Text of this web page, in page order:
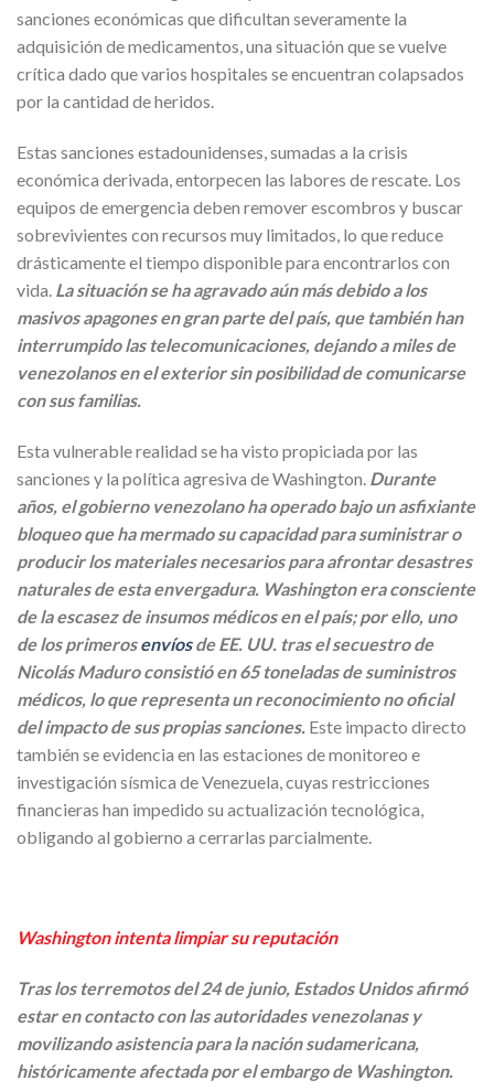
sanciones económicas que dificultan severamente la
adquisición de medicamentos, una situación que se vuelve
crítica dado que varios hospitales se encuentran colapsados
por la cantidad de heridos.
Estas sanciones estadounidenses, sumadas a la crisis
económica derivada, entorpecen las labores de rescate. Los
equipos de emergencia deben remover escombros y buscar
sobrevivientes con recursos muy limitados, lo que reduce
drásticamente el tiempo disponible para encontrarlos con
vida. La situación se ha agravado aún más debido a los
masivos apagones en gran parte del país, que también han
interrumpido las telecomunicaciones, dejando a miles de
venezolanos en el exterior sin posibilidad de comunicarse
con sus familias.
Esta vulnerable realidad se ha visto propiciada por las
sanciones y la política agresiva de Washington. Durante
años, el gobierno venezolano ha operado bajo un asfixiante
bloqueo que ha mermado su capacidad para suministrar o
producir los materiales necesarios para afrontar desastres
naturales de esta envergadura. Washington era consciente
de la escasez de insumos médicos en el país; por ello, uno
de los primerosenvíosde EE. UU. tras el secuestro de
Nicolás Maduro consistió en 65 toneladas de suministros
médicos, lo que representa un reconocimiento no oficial
del impacto de sus propias sanciones. Este impacto directo
también se evidencia en las estaciones de monitoreo e
investigación sísmica de Venezuela, cuyas restricciones
financieras han impedido su actualización tecnológica,
obligando al gobierno a cerrarlas parcialmente.
Washington intenta limpiar su reputación
Tras los terremotos del 24 de junio, Estados Unidos afirmó
estar en contacto con las autoridades venezolanas y
movilizando asistencia para la nación sudamericana,
históricamente afectada por el embargo de Washington.